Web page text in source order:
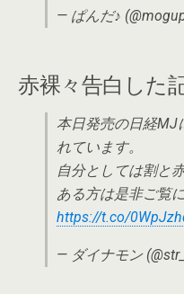
— ぱんだ♪
赤裸々告白した
本日発売の日経MJ
れています。
自分としては割と
ある方は是非ご覧
https://t.co/
— ダイナモン